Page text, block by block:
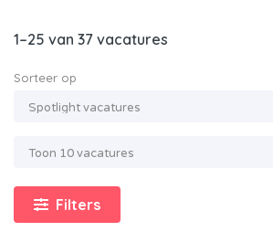
1–25 van 37 vacatures
Sorteer op
Filters